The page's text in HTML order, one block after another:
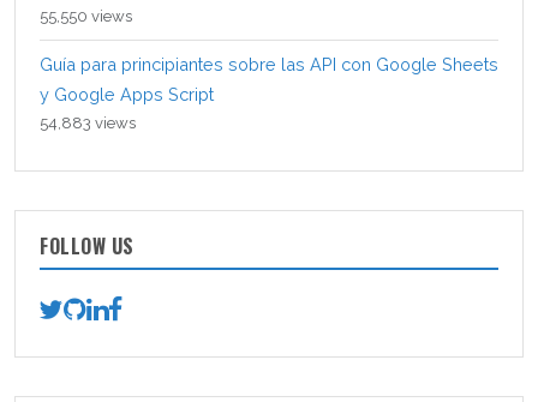
55,550 views
Guía para principiantes sobre las API con Google Sheets
y Google Apps Script
54,883 views
FOLLOW US